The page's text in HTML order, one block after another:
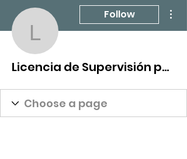
Licencia de
Follow
Licencia de Supervisión para Eset Nod32 1101